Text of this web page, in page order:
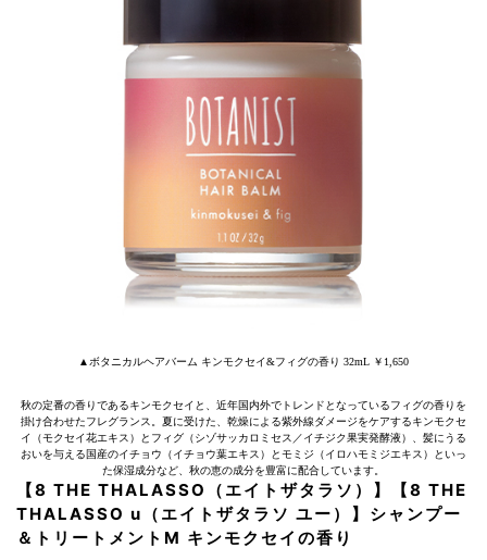
▲ボタニカルヘアバーム キンモクセイ&フィグの香り 32mL ￥1,650
秋の定番の香りであるキンモクセイと、近年国内外でトレンドとなっているフィグの香りを
掛け合わせたフレグランス。夏に受けた、乾燥による紫外線ダメージをケアするキンモクセ
イ（モクセイ花エキス）とフィグ（シゾサッカロミセス／イチジク果実発酵液）、髪にうる
おいを与える国産のイチョウ（イチョウ葉エキス）とモミジ（イロハモミジエキス）といっ
た保湿成分など、秋の恵の成分を豊富に配合しています。
【8 THE THALASSO（エイトザタラソ）】【8 THE
THALASSO u（エイトザタラソ ユー）】シャンプー
＆トリートメントM キンモクセイの香り